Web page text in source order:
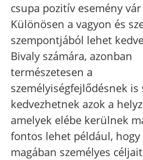
csupa pozitív esemény
Különösen a vagyon és
szempontjából lehet
Bivaly számára, azonban
természetesen a
személyiségfejlődésnek is
kedvezhetnek azok a
amelyek elébe kerülnek
fontos lehet például, hogy
magában személyes